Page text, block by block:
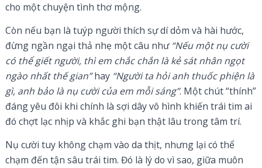
cho một chuyện tình thơ mộng.
Còn nếu bạn là tuýp người thích sự dí dỏm và hài hước,
đừng ngần ngại thả nhẹ một câu như “Nếu một nụ cười
có thể giết người, thì em chắc chắn là kẻ sát nhân ngọt
ngào nhất thế gian”hay “Người ta hỏi anh thuốc phiện là
gì, anh bảo là nụ cười của em mỗi sáng”. Một chút “thính”
đáng yêu đôi khi chính là sợi dây vô hình khiến trái tim ai
đó chợt lạc nhịp và khắc ghi bạn thật lâu trong tâm trí.
Nụ cười tuy không chạm vào da thịt, nhưng lại có thể
chạm đến tận sâu trái tim. Đó là lý do vì sao, giữa muôn